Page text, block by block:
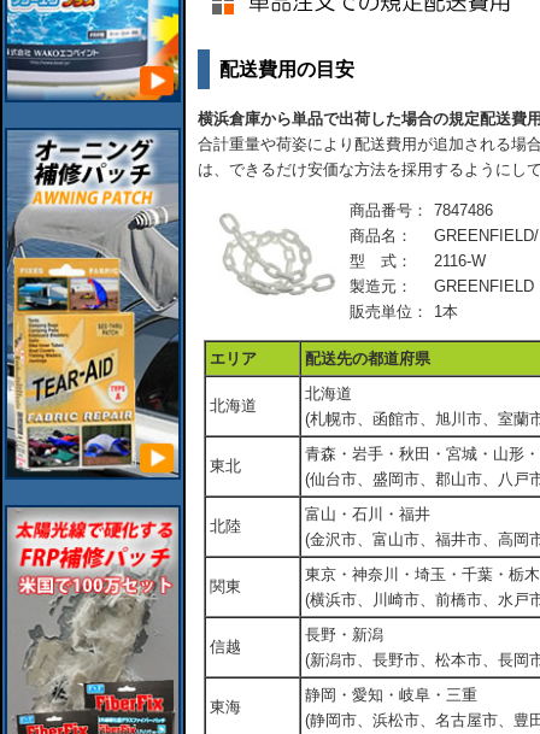
配送費用の目安
横浜倉庫から単品で出荷した場合の規定配送費
合計重量や荷姿により配送費用が追加される場
は、できるだけ安価な方法を採用するようにし
商品番号：
7847486
商品名：
型 式：
2116-W
製造元：
GREENFIELD
販売単位：
1本
エリア 配送先の都道府県
北海道
北海道
(札幌市、函館市、旭川市、室蘭
東北
青森・岩手・秋田・宮城・山形
(仙台市、盛岡市、郡山市、八戸
北陸
富山・石川・福井
(金沢市、富山市、福井市、高岡
関東
東京・神奈川・埼玉・千葉・栃
(横浜市、川崎市、前橋市、水戸
信越
長野・新潟
(新潟市、長野市、松本市、長岡
東海
静岡・愛知・岐阜・三重
(静岡市、浜松市、名古屋市、豊